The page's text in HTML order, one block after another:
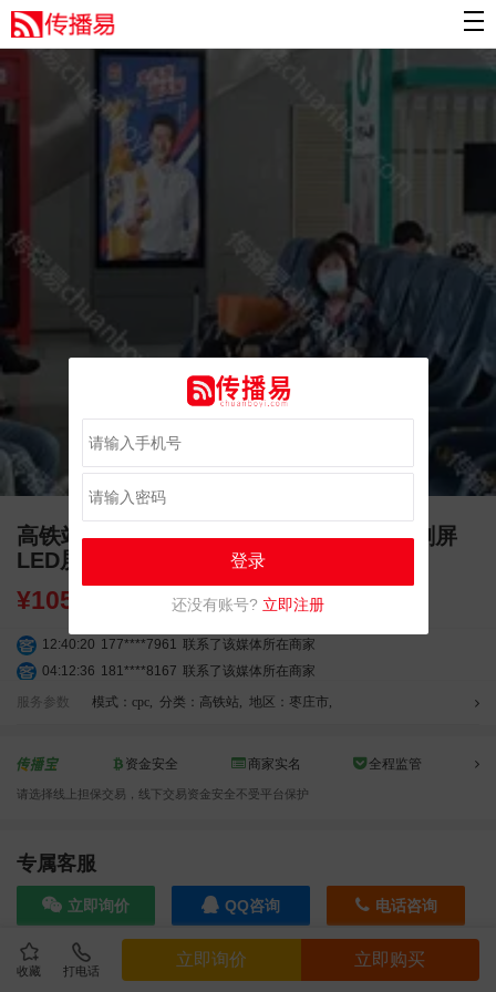
收藏 打电话
立即询价 立即购买
高铁站广告 枣庄高铁站广告 枣庄站 独立刷屏
LED屏幕广告
¥10500.00
12:40:20 177****7961 联系了该媒体所在商家
04:12:36 181****8167 联系了该媒体所在商家
04:16:44 181****0078 联系了该媒体所在商家
02:32:27
176****3456
联系了该媒体所在商家
11:44:28
08:36:41 191****0991 联系了该媒体所在商家
05:24:34 186****8762
联系了该媒体所在商家
166****9198 联系了该媒体所在商家
05:17:23
182****1341 联系了该媒体所在商家
服务参数 模式：cpc, 分类：高铁站, 地区：枣庄市,
资金安全 商家实名 全程监管
请选择线上担保交易，线下交易资金安全不受平台保护
专属客服
立即询价 QQ咨询 电话咨询
效果截图
登录
还没有账号? 立即注册